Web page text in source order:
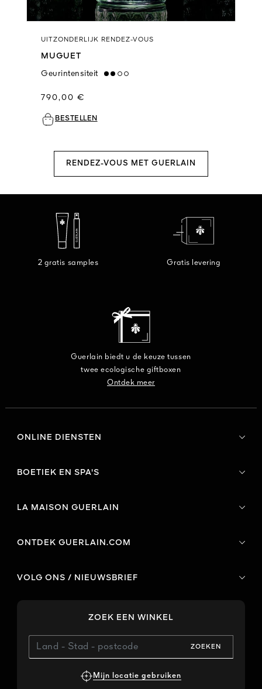
UITZONDERLIJK RENDEZ-VOUS
MUGUET
Geurintensiteit medium
790,00 €
BESTELLEN
RENDEZ-VOUS MET GUERLAIN
2 gratis samples Gratis levering
Guerlain biedt u de keuze tussen
twee ecologische giftboxen
Ontdek meer
ONLINE DIENSTEN
BOETIEK EN SPA'S
LA MAISON GUERLAIN
ONTDEK GUERLAIN.COM
VOLG ONS / NIEUWSBRIEF
ZOEK EEN WINKEL
ZOEKEN
Mijn locatie gebruiken